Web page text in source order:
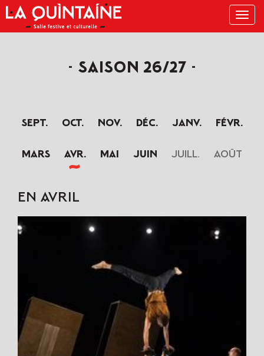
Menu
SAISON 26/27
sept. oct. nov. déc. janv. févr.
mars avr. mai juin juill. août
EN AVRIL